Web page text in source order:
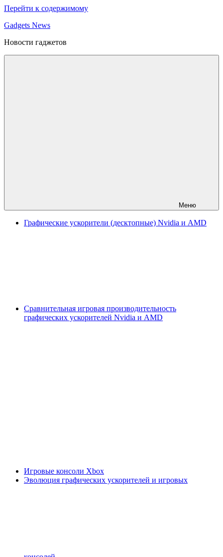
Перейти к содержимому
Gadgets News
Новости гаджетов
Меню
Графические ускорители (десктопные) Nvidia и AMD
Сравнительная игровая производительность
графических ускорителей Nvidia и AMD
Игровые консоли Xbox
Эволюция графических ускорителей и игровых